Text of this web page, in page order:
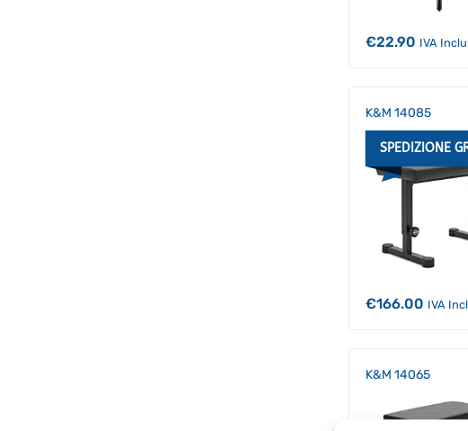
€22.90 IVA
K&M 14085
SPEDIZIONE
€166.00 IVA
K&M 14065